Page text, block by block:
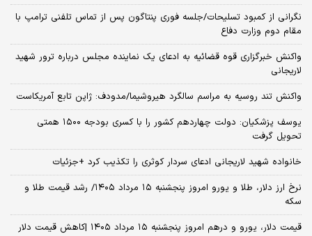
نگرانی از کمبود تسلیحات/جلسه فوری پنتاگون پس از تماس تلفنی ترامپ با
مقام دوم وزارت دفاع
واکنش خبرگزاری قوه قضائیه به ادعای یک نماینده مجلس درباره ترور شهید
لاریجانی
واکنش تند روسیه به مراسم سالگرد هیروشیما/مدودف: ژاپن تابع آمریکاست
یوسف پزشکیان: دولت چهاردهم کشور را با کسری بودجه ۱۵۰۰ همتی
تحویل گرفت
خانواده شهید لاریجانی ادعای سردار کوثری را تکذیب کرد +جزئیات
نرخ ارز دلار، طلا و یورو امروز پنجشنبه ۱۵ مرداد ۱۴۰۵/ رشد قیمت طلا و
سکه
قیمت دلار، یورو و درهم امروز پنجشنبه ۱۵ مرداد ۱۴۰۵ |کاهش قیمت دلار